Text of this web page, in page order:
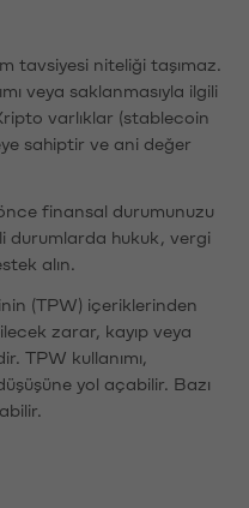
tavsiyesi niteliği taşımaz.
veya saklanmasıyla ilgili
varlıklar (stablecoin
sahiptir ve ani değer
finansal durumunuzu
durumlarda hukuk, vergi
alın.
(TPW) içeriklerinden
zarar, kayıp veya
TPW kullanımı,
yol açabilir. Bazı